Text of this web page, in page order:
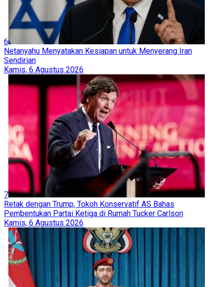
Houthi Ancam Perluas Blokade Laut Merah, Klaim Serang
Kapal Tanker Saudi
Lanjut Baca
Qatar: Hamas Penuhi Komitmen Gencatan Senjata, Komunitas
Internasional Harus Menekan 'Israel'
Dua Tahun Menanti, 112 Korban Serangan Sabra Dimakamkan
Massal di Gaza
Tolak Kesepakatan Hamas-AS, 'Israel' Kembali Bombardir
Gaza
PBB Sebut Juli 2026 Jadi Bulan Paling Mematikan di Gaza,
Korban Gugur Lampaui 150 Jiwa